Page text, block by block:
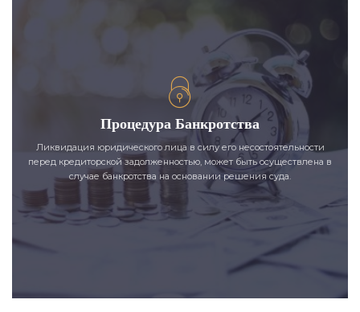
Процедура Банкротства
Ликвидация юридического лица в силу его несостоятельности
перед кредиторской задолженностью, может быть осуществлена в
случае банкротства на основании решения суда.